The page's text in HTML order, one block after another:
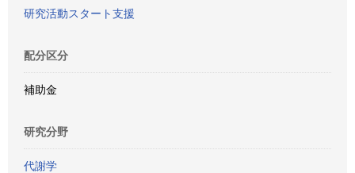
研究活動スタート支援
配分区分
補助金
研究分野
代謝学